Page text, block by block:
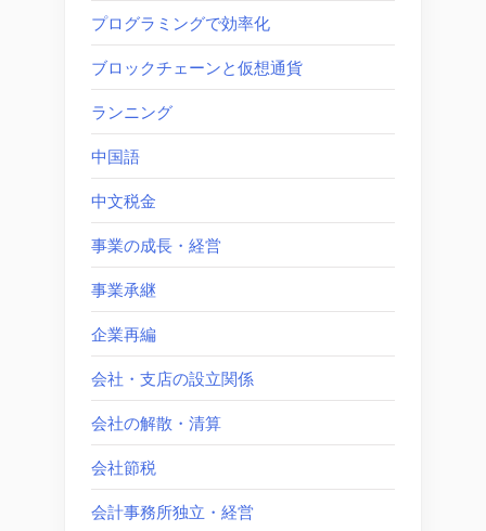
プログラミングで効率化
ブロックチェーンと仮想通貨
ランニング
中国語
中文税金
事業の成長・経営
事業承継
企業再編
会社・支店の設立関係
会社の解散・清算
会社節税
会計事務所独立・経営